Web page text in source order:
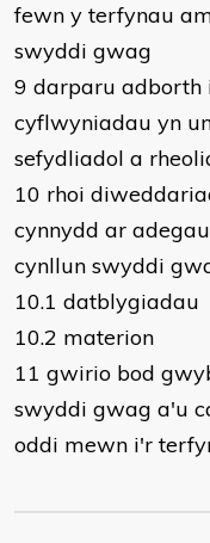
fewn y terfynau
swyddi gwag
9 darparu
cyflwyniadau yn
sefydliadol a
10 rhoi
cynnydd ar
cynllun swyddi
10.1 datblygiadau
10.2 materion
11 gwirio bod
swyddi gwag a'u
oddi mewn i'r